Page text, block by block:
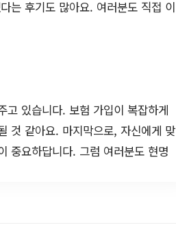
는 후기도 많아요. 여러분도 직접 이
고 있습니다. 보험 가입이 복잡하게
것 같아요. 마지막으로, 자신에게 맞
중요하답니다. 그럼 여러분도 현명